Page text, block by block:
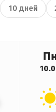
10 дней